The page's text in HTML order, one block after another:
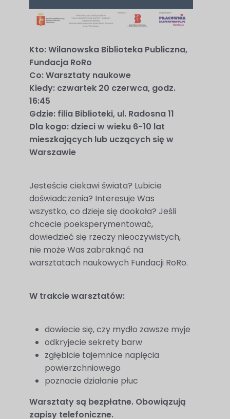
Kto: Wilanowska Biblioteka Publiczna,
Fundacja RoRo
Co: Warsztaty naukowe
Kiedy: czwartek 20 czerwca, godz.
16:45
Gdzie: filia Biblioteki, ul. Radosna 11
Dla kogo: dzieci w wieku 6-10 lat
mieszkających lub uczących się w
Warszawie
Jesteście ciekawi świata? Lubicie
doświadczenia? Interesuje Was
wszystko, co dzieje się dookoła? Jeśli
chcecie poeksperymentować,
dowiedzieć się rzeczy nieoczywistych,
nie może Was zabraknąć na
warsztatach naukowych Fundacji RoRo.
W trakcie warsztatów:
dowiecie się, czy mydło zawsze myje
odkryjecie sekrety barw
zgłębicie tajemnice napięcia
powierzchniowego
poznacie działanie płuc
Warsztaty są bezpłatne. Obowiązują
zapisy telefoniczne.
strony
na podstawie
tego, jak
strona jest
używana.
Doświadczenie
Aby nasza
strona
działała jak
najlepiej
podczas
twojego
przejścia na nią.
Jeśli odrzucisz
te pliki cookie,
znikną ze strony
Marketing
Udostępniając
zainteresowania i
zachowania
podczas